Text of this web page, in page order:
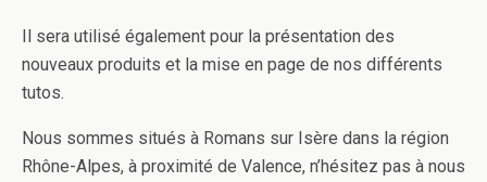
Il sera utilisé également pour la présentation des
nouveaux produits et la mise en page de nos différents
tutos.
Nous sommes situés à Romans sur Isère dans la région
Rhône-Alpes, à proximité de Valence, n’hésitez pas à nous